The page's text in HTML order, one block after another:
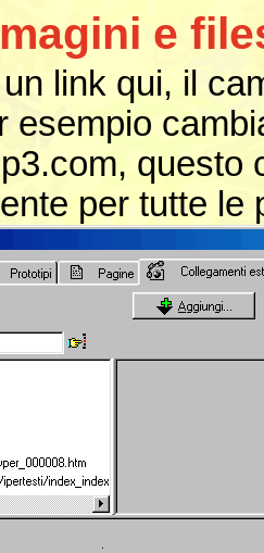
e
link qui, il
esempio
per tutte le